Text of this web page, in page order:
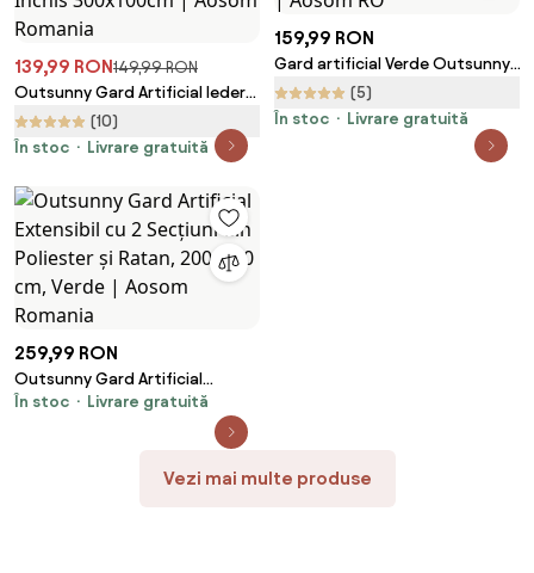
139,99 RON149,99 RON
Outsunny Gard Artificial Iederă
PE Anti-UV pentru Intimitate și
Decor Verde Închis 300x100cm |
(10)
În stoc
Livrare gratuită
159,99 RON
Gard artificial Verde Outsunny,
1X3m, iedera artificiala, frunze
artificiale | Aosom RO
(5)
În stoc
Livrare gratuită
259,99 RON
Outsunny Gard Artificial
Extensibil cu 2 Secțiuni din
Poliester și Ratan, 200x100 cm,
În stoc Livrare gratuită
Vezi mai multe produse